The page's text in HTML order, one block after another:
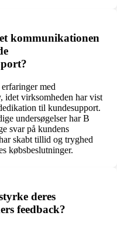
kommunikationen
med
idet virksomheden har vist
til kundesupport.
undersøgelser har B
svar på kundens
skabt tillid og tryghed
købsbeslutninger.
deres
feedback?